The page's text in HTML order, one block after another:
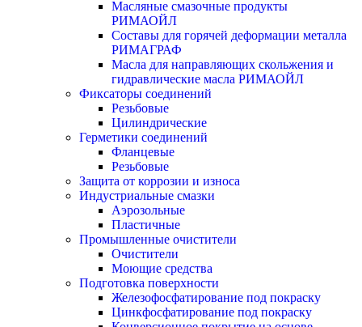
Масляные смазочные продукты
РИМАОЙЛ
Составы для горячей деформации металла
РИМАГРАФ
Масла для направляющих скольжения и
гидравлические масла РИМАОЙЛ
Фиксаторы соединений
Резьбовые
Цилиндрические
Герметики соединений
Фланцевые
Резьбовые
Защита от коррозии и износа
Индустриальные смазки
Аэрозольные
Пластичные
Промышленные очистители
Очистители
Моющие средства
Подготовка поверхности
Железофосфатирование под покраску
Цинкфосфатирование под покраску